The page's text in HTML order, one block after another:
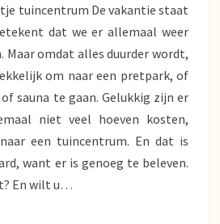
tuincentrum De vakantie staat
dat we er allemaal weer
Maar omdat alles duurder wordt,
om naar een pretpark, of
sauna te gaan. Gelukkig zijn er
niet veel hoeven kosten,
een tuincentrum. En dat is
want er is genoeg te beleven.
En wilt u…